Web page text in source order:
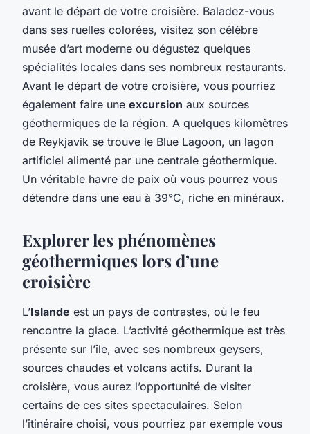
avant le départ de votre croisière. Baladez-vous
dans ses ruelles colorées, visitez son célèbre
musée d’art moderne ou dégustez quelques
spécialités locales dans ses nombreux restaurants.
Avant le départ de votre croisière, vous pourriez
également faire une excursion aux sources
géothermiques de la région. A quelques kilomètres
de Reykjavik se trouve le Blue Lagoon, un lagon
artificiel alimenté par une centrale géothermique.
Un véritable havre de paix où vous pourrez vous
détendre dans une eau à 39°C, riche en minéraux.
Explorer les phénomènes
géothermiques lors d’une
croisière
L’Islande est un pays de contrastes, où le feu
rencontre la glace. L’activité géothermique est très
présente sur l’île, avec ses nombreux geysers,
sources chaudes et volcans actifs. Durant la
croisière, vous aurez l’opportunité de visiter
certains de ces sites spectaculaires. Selon
l’itinéraire choisi, vous pourriez par exemple vous